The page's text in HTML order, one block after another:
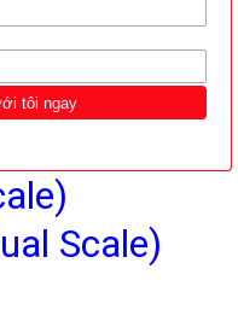
Ratchet
Scale)